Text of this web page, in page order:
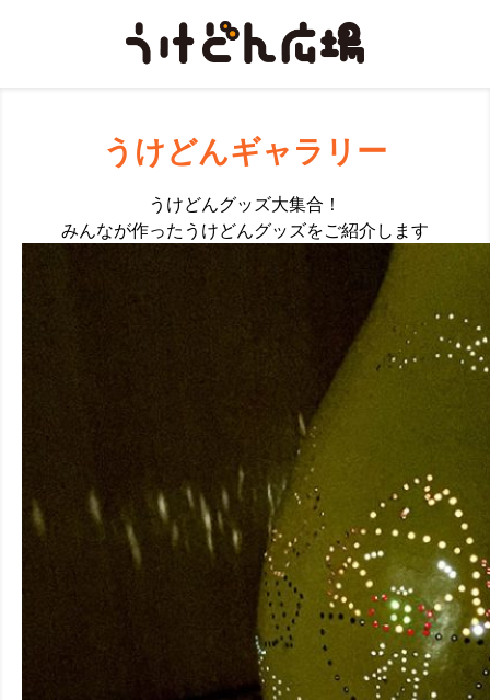
うけどんギャラリー
うけどんグッズ大集合！
みんなが作ったうけどんグッズをご紹介します